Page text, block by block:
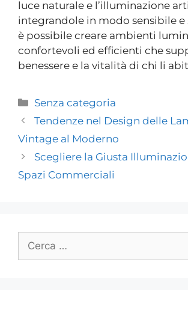
luce naturale e l’illuminazione
integrandole in modo sensibile e
è possibile creare ambienti
confortevoli ed efficienti che
benessere e la vitalità di chi li
Senza categoria
Tendenze nel Design delle
Vintage al Moderno
Scegliere la Giusta
Spazi Commerciali